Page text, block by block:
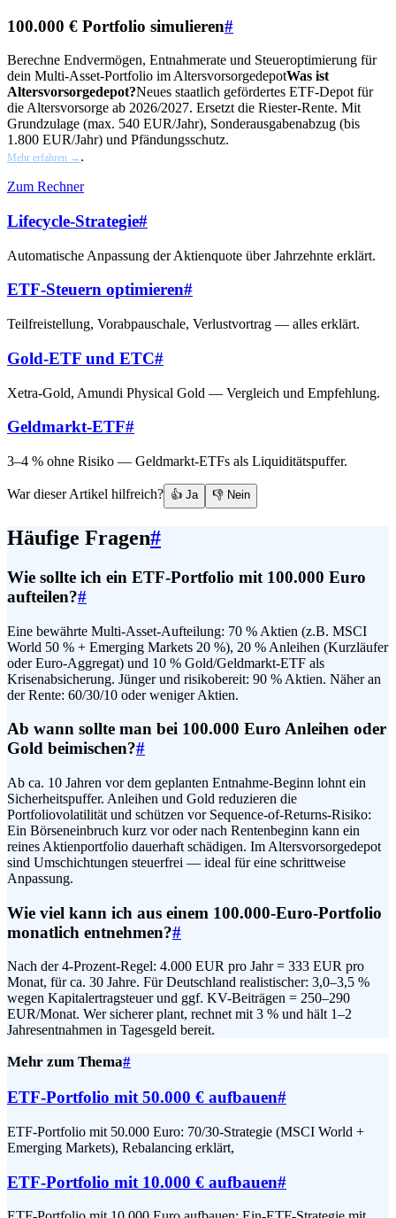
100.000 € Portfolio simulieren#
Berechne Endvermögen, Entnahmerate und Steueroptimierung für
dein Multi-Asset-Portfolio im AltersvorsorgedepotWas ist
Altersvorsorgedepot?Neues staatlich gefördertes ETF-Depot für
die Altersvorsorge ab 2026/2027. Ersetzt die Riester-Rente. Mit
Grundzulage (max. 540 EUR/Jahr), Sonderausgabenabzug (bis
1.800 EUR/Jahr) und Pfändungsschutz.
Mehr erfahren → .
Zum Rechner
Lifecycle-Strategie#
Automatische Anpassung der Aktienquote über Jahrzehnte erklärt.
ETF-Steuern optimieren#
Teilfreistellung, Vorabpauschale, Verlustvortrag — alles erklärt.
Gold-ETF und ETC#
Xetra-Gold, Amundi Physical Gold — Vergleich und Empfehlung.
Geldmarkt-ETF#
3–4 % ohne Risiko — Geldmarkt-ETFs als Liquiditätspuffer.
War dieser Artikel hilfreich? 👍 Ja 👎 Nein
Häufige Fragen#
Wie sollte ich ein ETF-Portfolio mit 100.000 Euro
aufteilen?#
Eine bewährte Multi-Asset-Aufteilung: 70 % Aktien (z.B. MSCI
World 50 % + Emerging Markets 20 %), 20 % Anleihen (Kurzläufer
oder Euro-Aggregat) und 10 % Gold/Geldmarkt-ETF als
Krisenabsicherung. Jünger und risikobereit: 90 % Aktien. Näher an
der Rente: 60/30/10 oder weniger Aktien.
Ab wann sollte man bei 100.000 Euro Anleihen oder
Gold beimischen?#
Ab ca. 10 Jahren vor dem geplanten Entnahme-Beginn lohnt ein
Sicherheitspuffer. Anleihen und Gold reduzieren die
Portfoliovolatilität und schützen vor Sequence-of-Returns-Risiko:
Ein Börseneinbruch kurz vor oder nach Rentenbeginn kann ein
reines Aktienportfolio dauerhaft schädigen. Im Altersvorsorgedepot
sind Umschichtungen steuerfrei — ideal für eine schrittweise
Anpassung.
Wie viel kann ich aus einem 100.000-Euro-Portfolio
monatlich entnehmen?#
Nach der 4-Prozent-Regel: 4.000 EUR pro Jahr = 333 EUR pro
Monat, für ca. 30 Jahre. Für Deutschland realistischer: 3,0–3,5 %
wegen Kapitalertragsteuer und ggf. KV-Beiträgen = 250–290
EUR/Monat. Wer sicherer plant, rechnet mit 3 % und hält 1–2
Jahresentnahmen in Tagesgeld bereit.
Mehr zum Thema#
ETF-Portfolio mit 50.000 € aufbauen#
ETF-Portfolio mit 50.000 Euro: 70/30-Strategie (MSCI World +
Emerging Markets), Rebalancing erklärt,
ETF-Portfolio mit 10.000 € aufbauen#